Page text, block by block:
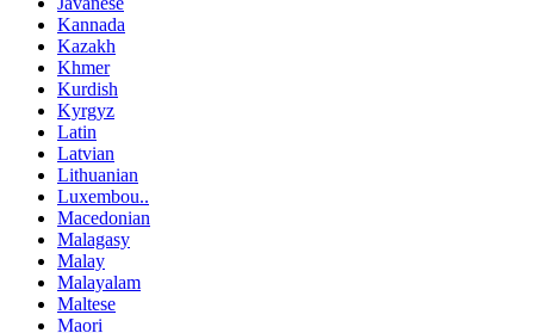
Kannada
Kazakh
Khmer
Kurdish
Kyrgyz
Latin
Latvian
Lithuanian
Luxembou..
Macedonian
Malagasy
Malay
Malayalam
Maltese
Maori